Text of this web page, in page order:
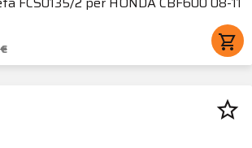
shopping_cart
star_border